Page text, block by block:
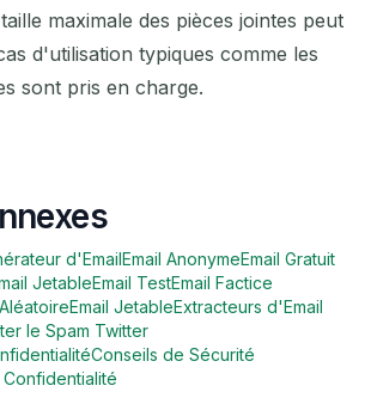
maximale des pièces jointes peut
d'utilisation typiques comme les
sont pris en charge.
d'EmailEmail AnonymeEmail Gratuit
JetableEmail TestEmail Factice
Email JetableExtracteurs d'Email
le Spam Twitter
Conseils de Sécurité